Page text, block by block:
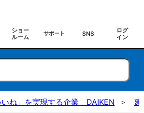
ショー
ルーム
サポート SNS
ログ
イン
いね」を実現する企業 DAIKEN 建